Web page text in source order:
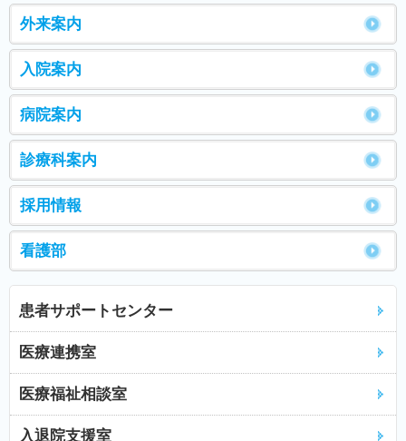
外来案内
入院案内
病院案内
診療科案内
採用情報
看護部
患者サポートセンター
医療連携室
医療福祉相談室
入退院支援室